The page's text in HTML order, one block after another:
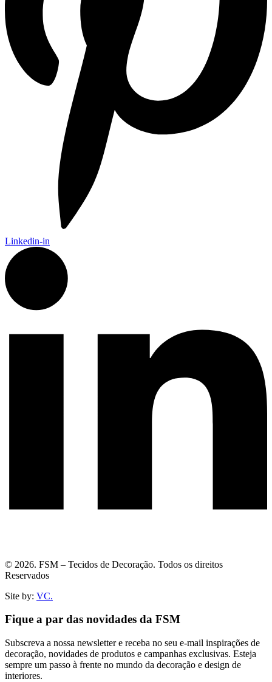
Linkedin-in
© 2026. FSM – Tecidos de Decoração. Todos os direitos
Reservados
Site by: VC.
Fique a par das novidades da FSM
Subscreva a nossa newsletter e receba no seu e-mail inspirações de
decoração, novidades de produtos e campanhas exclusivas. Esteja
sempre um passo à frente no mundo da decoração e design de
interiores.